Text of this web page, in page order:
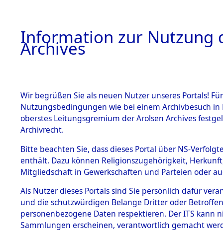
BESTÄNDE
1.
mente
5. Verschiedenes
5.3
Todesmärsche
von
Toter aus
Information zur Nutzung
Archives
Wir begrüßen Sie als neuen Nutzer unseres Portals!
Nutzungsbedingungen wie bei einem Archivbesuch
oberstes Leitungsgremium der Arolsen Archives
Archivrecht.
Bitte beachten Sie, dass dieses Portal über NS-
enthält. Dazu können Religionszugehörigkeit,
Mitgliedschaft in Gewerkschaften und Parteien oder
Als Nutzer dieses Portals sind Sie persönlich dafür
und die schutzwürdigen Belange Dritter oder
personenbezogene Daten respektieren. Der ITS
Sammlungen erscheinen, verantwortlich gemacht